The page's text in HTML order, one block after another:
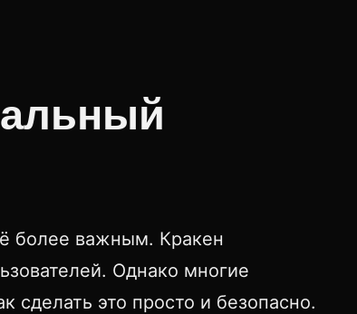
более важным. Кракен
Однако многие
сделать это просто и безопасно.